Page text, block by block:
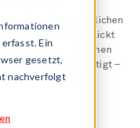
Ein
gesetzt,
nachverfolgt
diesjährige
aufgrund der behördlichen
statt. Der SVTI blickt
Jahr zurück. In Sachen
seinem Weg bestätigt –